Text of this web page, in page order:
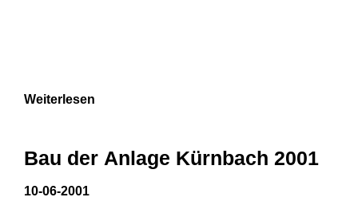
Weiterlesen
Bau der Anlage Kürnbach 2001
10-06-2001